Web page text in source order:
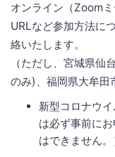
オンライン（Zoomミ
URLなど参加方法に
絡いたします。
（ただし、宮城県
のみ)、福岡県大牟田
新型コロナウ
は必ず事前に
はできません。